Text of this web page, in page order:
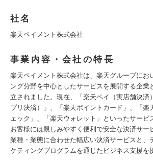
社名
楽天ペイメント株式会社
事業内容・会社の特長
楽天ペイメント株式会社は、楽天グループにお
ング分野を中心としたサービスを展開する企業
立されました。現在、「楽天ペイ（実店舗決済
プリ決済）」、「楽天ポイントカード」、「楽
ェック」、「楽天ウォレット」といったサービ
お客様には親しみやすく便利で安全な決済サー
業種・業態に合わせた幅広い決済サービスと、
ケティングプログラムを通じたビジネス支援を